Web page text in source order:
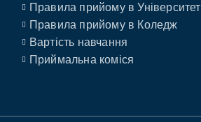
Правила прийому в Університет
Правила прийому в Коледж
Вартість навчання
Приймальна коміся